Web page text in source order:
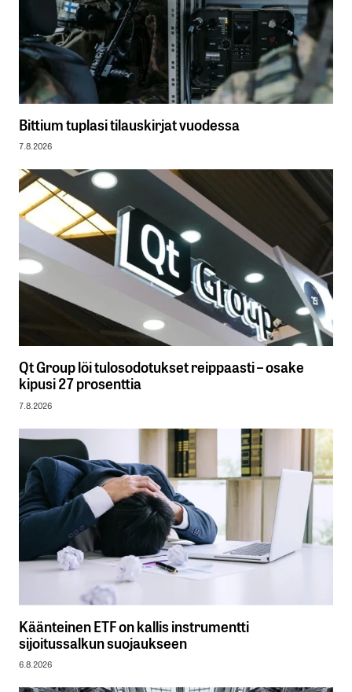
Bittium tuplasi tilauskirjat vuodessa
7.8.2026
Qt Group löi tulosodotukset reippaasti – osake
kipusi 27 prosenttia
7.8.2026
Käänteinen ETF on kallis instrumentti
sijoitussalkun suojaukseen
6.8.2026